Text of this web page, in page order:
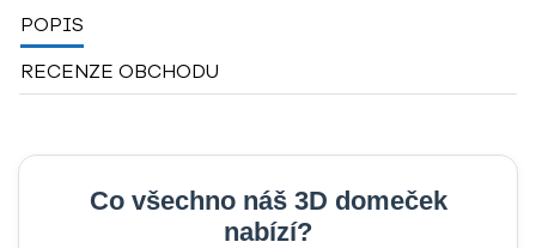
POPIS
RECENZE OBCHODU
Co všechno náš 3D domeček
nabízí?